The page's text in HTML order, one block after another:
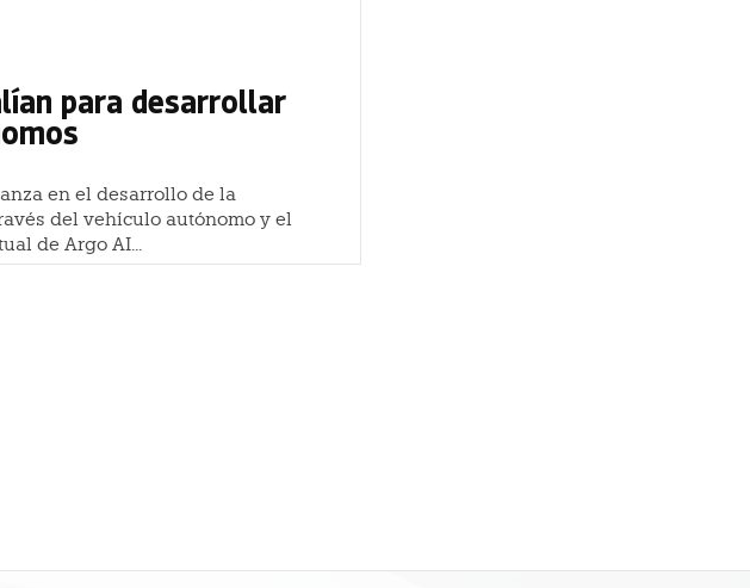
para desarrollar
en el desarrollo de la
del vehículo autónomo y el
de Argo AI...